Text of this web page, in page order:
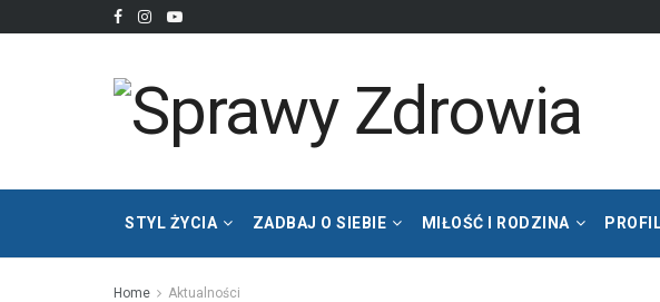
STYL ŻYCIA ZADBAJ O SIEBIE MIŁOŚĆ I RODZINA
Home Aktualności